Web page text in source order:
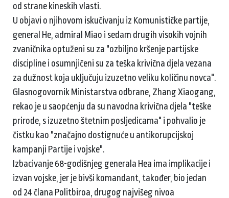
od strane kineskih vlasti.
U objavi o njihovom iskučivanju iz Komunističke partije,
general He, admiral Miao i sedam drugih visokih vojnih
zvaničnika optuženi su za "ozbiljno kršenje partijske
discipline i osumnjičeni su za teška krivična djela vezana
za dužnost koja uključuju izuzetno veliku količinu novca".
Glasnogovornik Ministarstva odbrane, Zhang Xiaogang,
rekao je u saopćenju da su navodna krivična djela "teške
prirode, s izuzetno štetnim posljedicama" i pohvalio je
čistku kao "značajno dostignuće u antikorupcijskoj
kampanji Partije i vojske".
Izbacivanje 68-godišnjeg generala Hea ima implikacije i
izvan vojske, jer je bivši komandant, također, bio jedan
od 24 člana Politbiroa, drugog najvišeg nivoa